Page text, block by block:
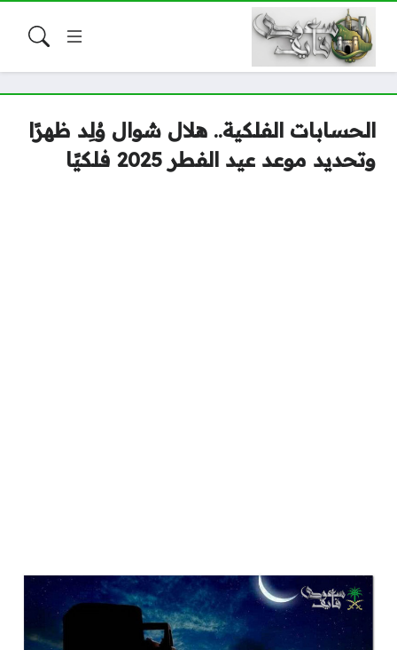
الحسابات الفلكية.. هلال شوال وُلِد ظهرًا
وتحديد موعد عيد الفطر 2025 فلكيًا